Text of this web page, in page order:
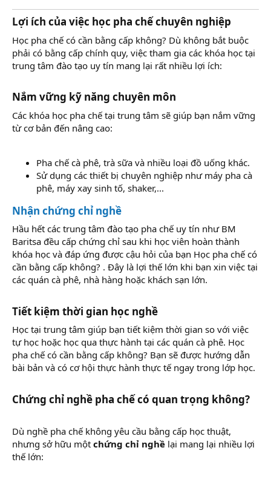
Lợi ích của việc học pha chế chuyên nghiệp
Học pha chế có cần bằng cấp không? Dù không bắt buộc
phải có bằng cấp chính quy, việc tham gia các khóa học tại
trung tâm đào tạo uy tín mang lại rất nhiều lợi ích:
Nắm vững kỹ năng chuyên môn
Các khóa học pha chế tại trung tâm sẽ giúp bạn nắm vững
từ cơ bản đến nâng cao:
Pha chế cà phê, trà sữa và nhiều loại đồ uống khác.
Sử dụng các thiết bị chuyên nghiệp như máy pha cà
phê, máy xay sinh tố, shaker,...
Nhận chứng chỉ nghề
Hầu hết các trung tâm đào tạo pha chế uy tín như BM
Baritsa đều cấp chứng chỉ sau khi học viên hoàn thành
khóa học và đáp ứng được cậu hỏi của bạn Học pha chế có
cần bằng cấp không? . Đây là lợi thế lớn khi bạn xin việc tại
các quán cà phê, nhà hàng hoặc khách sạn lớn.
Tiết kiệm thời gian học nghề
Học tại trung tâm giúp bạn tiết kiệm thời gian so với việc
tự học hoặc học qua thực hành tại các quán cà phê. Học
pha chế có cần bằng cấp không? Bạn sẽ được hướng dẫn
bài bản và có cơ hội thực hành thực tế ngay trong lớp học.
Chứng chỉ nghề pha chế có quan trọng không?
Dù nghề pha chế không yêu cầu bằng cấp học thuật,
nhưng sở hữu một chứng chỉ nghề lại mang lại nhiều lợi
thế lớn: